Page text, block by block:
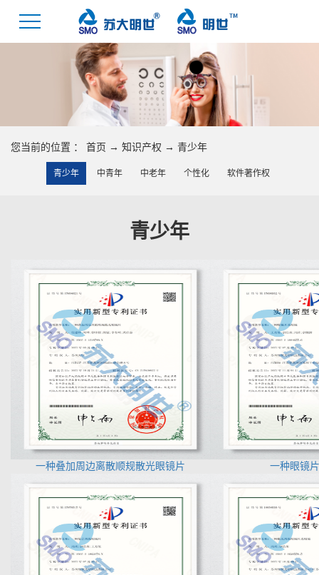
您当前的位置 ： 首页 → 知识产权 → 青少年
青少年 中青年 中老年 个性化 软件著作权
青少年
一种叠加周边离散顺规散光眼镜片 一种眼镜